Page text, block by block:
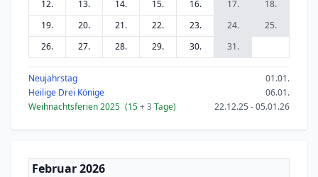
12.
13. 14. 15. 16. 17.
18.
19.
20. 21. 22. 23. 24.
25.
26.
27. 28. 29. 30. 31.
Neujahrstag
01.01.
Heilige Drei Könige
06.01.
Weihnachtsferien 2025 (15+ 3 Tage) 22.12.25 - 05.01.26
Februar 2026